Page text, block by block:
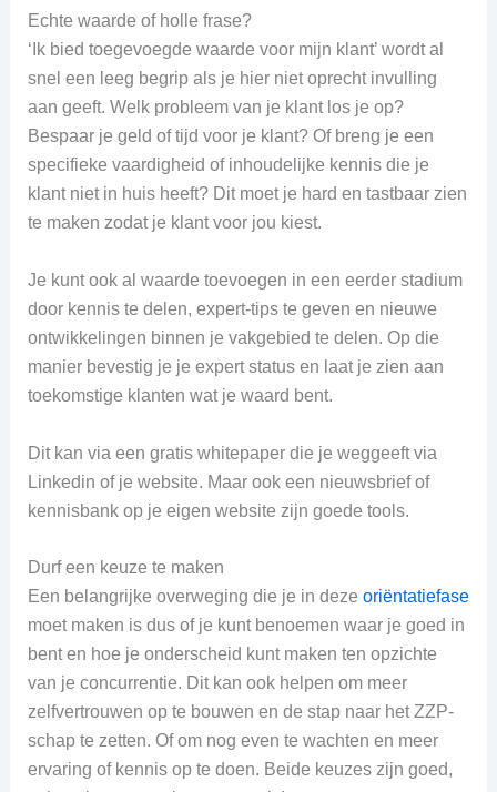
Echte waarde of holle frase?
‘Ik bied toegevoegde waarde voor mijn klant’ wordt al
snel een leeg begrip als je hier niet oprecht invulling
aan geeft. Welk probleem van je klant los je op?
Bespaar je geld of tijd voor je klant? Of breng je een
specifieke vaardigheid of inhoudelijke kennis die je
klant niet in huis heeft? Dit moet je hard en tastbaar zien
te maken zodat je klant voor jou kiest.
Je kunt ook al waarde toevoegen in een eerder stadium
door kennis te delen, expert-tips te geven en nieuwe
ontwikkelingen binnen je vakgebied te delen. Op die
manier bevestig je je expert status en laat je zien aan
toekomstige klanten wat je waard bent.
Dit kan via een gratis whitepaper die je weggeeft via
Linkedin of je website. Maar ook een nieuwsbrief of
kennisbank op je eigen website zijn goede tools.
Durf een keuze te maken
Een belangrijke overweging die je in deze oriëntatiefase
moet maken is dus of je kunt benoemen waar je goed in
bent en hoe je onderscheid kunt maken ten opzichte
van je concurrentie. Dit kan ook helpen om meer
zelfvertrouwen op te bouwen en de stap naar het ZZP-
schap te zetten. Of om nog even te wachten en meer
ervaring of kennis op te doen. Beide keuzes zijn goed,